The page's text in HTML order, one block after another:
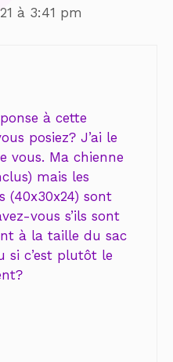
à 3:41 pm
à cette
posiez? J’ai le
vous. Ma chienne
mais les
(40x30x24) sont
vous s’ils sont
à la taille du sac
si c’est plutôt le